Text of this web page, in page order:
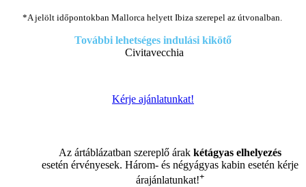
*A jelölt időpontokban Mallorca helyett Ibiza szerepel az útvonalban.
További lehetséges indulási kikötő
Civitavecchia
Kérje ajánlatunkat!
Az ártáblázatban szereplő árak kétágyas elhelyezés
esetén érvényesek. Három- és négyágyas kabin esetén kérje
árajánlatunkat!+